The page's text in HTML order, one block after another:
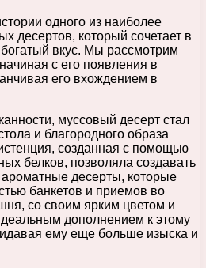
одного из наиболее
десертов, который сочетает в
вкус. Мы рассмотрим
с его появления в
его вхождением в
муссовый десерт стал
и благородного образа
созданная с помощью
белков, позволяла создавать
ароматные десерты, которые
банкетов и приемов во
со своим ярким цветом и
дополнением к этому
ему еще больше изыска и